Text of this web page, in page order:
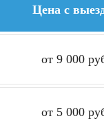
Цена с
от 9 000
от 5 000